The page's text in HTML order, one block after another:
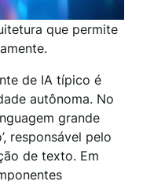
que permite
de IA típico é
autônoma. No
grande
responsável pelo
de texto. Em